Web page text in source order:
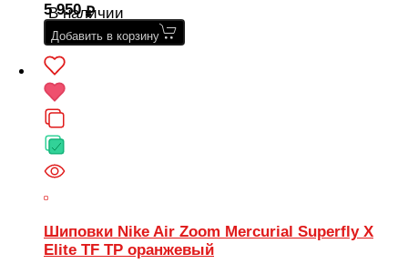
В наличии
5 950
Добавить в корзину
Шиповки Nike Air Zoom Mercurial Superfly X
Elite TF TP оранжевый